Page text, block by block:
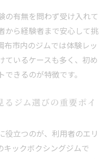
の有無を問わず受け入れて
から経験者まで安心して挑
市内のジムでは体験レッ
ているケースも多く、初め
きるのが特徴です。
ジム選びの重要ポイ
役立つのが、利用者のエリ
キックボクシングジムで